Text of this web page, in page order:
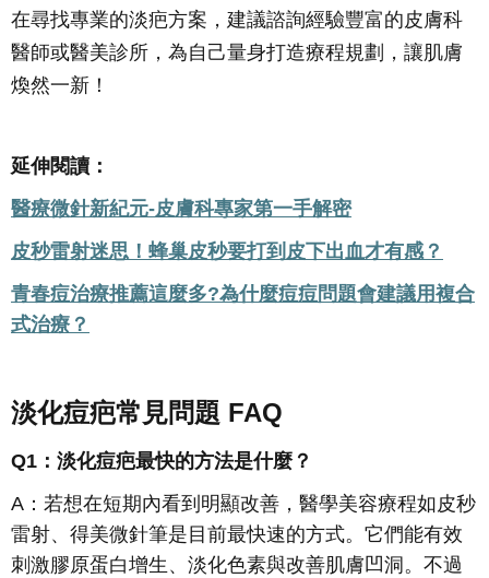
在尋找專業的淡疤方案，建議諮詢經驗豐富的皮膚科
醫師或醫美診所，為自己量身打造療程規劃，讓肌膚
煥然一新！
延伸閱讀：
醫療微針新紀元-皮膚科專家第一手解密
皮秒雷射迷思！蜂巢皮秒要打到皮下出血才有感？
青春痘治療推薦這麼多?為什麼痘痘問題會建議用複合
式治療？
淡化痘疤常見問題 FAQ
Q1：淡化痘疤最快的方法是什麼？
A：若想在短期內看到明顯改善，醫學美容療程如皮秒
雷射、得美微針筆是目前最快速的方式。它們能有效
刺激膠原蛋白增生、淡化色素與改善肌膚凹洞。不過